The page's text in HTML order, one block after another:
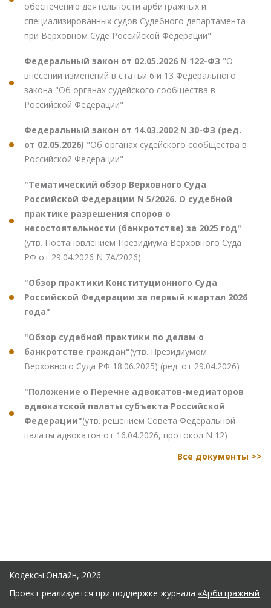
обеспечению деятельности арбитражных и
специализированных судов Судебного департамента
при Верховном Суде Российской Федерации"
Федеральный закон от 02.05.2026 N 122-ФЗ "О
внесении изменений в статьи 6 и 13 Федерального
закона "Об органах судейского сообщества в
Российской Федерации"
Федеральный закон от 14.03.2002 N 30-ФЗ (ред.
от 02.05.2026) "Об органах судейского сообщества в
Российской Федерации"
"Тематический обзор Верховного Суда
Российской Федерации N 5/2026. О судебной
практике разрешения споров о
несостоятельности (банкротстве) за 2025 год"
(утв. Постановлением Президиума Верховного Суда
РФ от 29.04.2026 N 7А/2026)
"Обзор практики Конституционного Суда
Российской Федерации за первый квартал 2026
года"
"Обзор судебной практики по делам о
банкротстве граждан"(утв. Президиумом
Верховного Суда РФ 18.06.2025) (ред. от 29.04.2026)
"Положение о Перечне адвокатов-медиаторов
адвокатской палаты субъекта Российской
Федерации"(утв. решением Совета Федеральной
палаты адвокатов от 16.04.2026, протокол N 12)
Все документы >>
Кодексы.Онлайн, 2026
Проект реализуется при поддержке журнала «Арбитражный